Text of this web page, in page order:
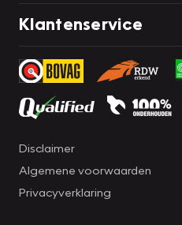
Klantenservice
Disclaimer
Algemene voorwaarden
Privacyverklaring